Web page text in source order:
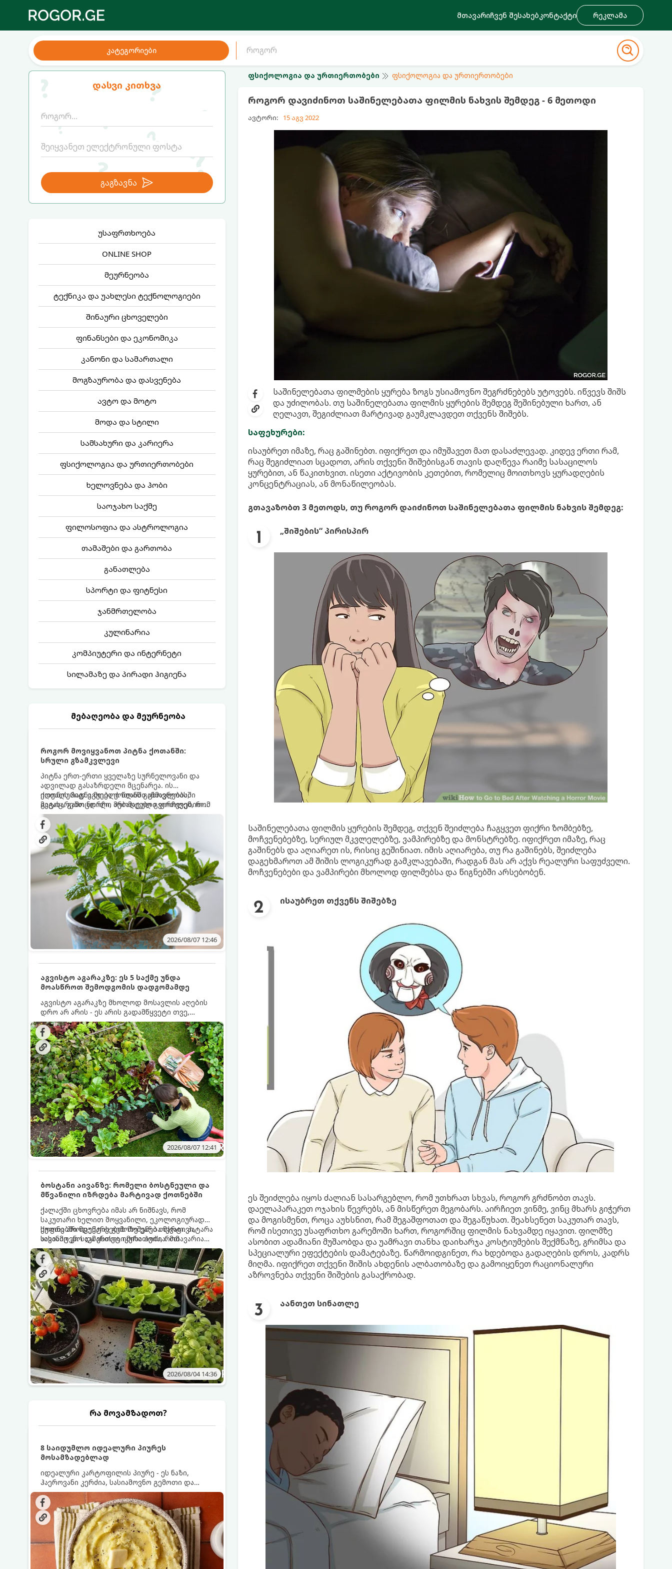
მთავარიჩვენ შესახებკონტაქტი რეკლამა
კატეგორიები
დასვი კითხვა
გაგზავნა
უსაფრთხოება
ONLINE SHOP
მეურნეობა
ტექნიკა და უახლესი ტექნოლოგიები
შინაური ცხოველები
ფინანსები და ეკონომიკა
კანონი და სამართალი
მოგზაურობა და დასვენება
ავტო და მოტო
მოდა და სტილი
სამსახური და კარიერა
ფსიქოლოგია და ურთიერთობები
ხელოვნება და ჰობი
საოჯახო საქმე
ფილოსოფია და ასტროლოგია
თამაშები და გართობა
განათლება
სპორტი და ფიტნესი
ჯანმრთელობა
კულინარია
კომპიუტერი და ინტერნეტი
სილამაზე და პირადი ჰიგიენა
მებაღეობა და მეურნეობა
როგორ მოვიყვანოთ პიტნა ქოთანში:
სრული გზამკვლევი
პიტნა ერთ-ერთი ყველაზე სურნელოვანი და
ადვილად გასაზრდელი მცენარეა. ის
იდეალურად ეგუება ქოთანში ცხოვრებას,
მეტიც, გამოცდილი მებაღეები გვირჩევენ, რომ
პიტნა მხოლოდ ქოთანში მოვიყვანოთ, რადგან
ღია გრუნტში (ბაღში) დარგვისას ის ფესვებით
ძალიან სწრაფად ვრცელდება და სხვა
მცენარეებს ავიწროებს.
ქოთნის პიტნა მთელი წლის განმავლობაში
გაგახარებთ ნორჩი, არომატული ფოთლებით
ჩაის, ლიმონათისა თუ კერძებისთვის.
2026/08/07 12:46
აგვისტო აგარაკზე: ეს 5 საქმე უნდა
მოასწროთ შემოდგომის დადგომამდე
აგვისტო აგარაკზე მხოლოდ მოსავლის აღების
დრო არ არის - ეს არის გადამწყვეტი თვე,
როდესაც საფუძველი ეყრება მომავალი წლის
მოსავალს და ბაღი მზადდება შემოდგომა-
ზამთრის სეზონისთვის. იმისათვის, რომ
ნიადაგმა ენერგია აღიდგინოს, ხოლო
მცენარეებმა ზამთარს გაუძლონ, აგვისტოს
ბოლომდე 5 მნიშვნელოვანი საქმის გაკეთება
უნდა მოასწროთ:
2026/08/07 12:41
ბოსტანი აივანზე: რომელი ბოსტნეული და
მწვანილი იზრდება მარტივად ქოთნებში
ქალაქში ცხოვრება იმას არ ნიშნავს, რომ
საკუთარი ხელით მოყვანილი, ეკოლოგიურად
სუფთა პროდუქტის გემოზე უარი თქვათ. პატარა
აივანიც კი საკმარისია იმისათვის, რომ
მოიწყოთ მინი-ბოსტანი, საიდანაც
ყოველდღიურად ახალ, არომატულ მწვანილსა
და ბოსტნეულს მოკრეფთ.
ქოთნებში მცენარეების მოშენება მარტივი,
სასიამოვნო და ესთეტიკური ჰობია. მთავარია
იცოდეთ, რომელი კულტურები ეგუებიან
ქოთნის პირობებს ყველაზე კარგად და როგორ
მოუაროთ მათ სწორად.
2026/08/04 14:36
რა მოვამზადოთ?
8 საიდუმლო იდეალური პიურეს
მოსამზადებლად
იდეალური კარტოფილის პიურე - ეს ნაზი,
ჰაეროვანი კერძია, სასიამოვნო გემოთი და
ნაღების-მოყვითალო ფერით. მისი მომზადება
ძალიან მარტივია, მაგრამ არსებობს რამდენიმე
საიდუმლო, რომლებიც უნდა იცოდეთ, რომ
პიურე იდეალურად გემრიელი გამოვიდეს.
ფსიქოლოგია და ურთიერთობები ფსიქოლოგია და ურთიერთობები
როგორ დავიძინოთ საშინელებათა ფილმის ნახვის შემდეგ - 6 მეთოდი
ავტორი: 15 აგვ 2022
საშინელებათა ფილმების ყურება ზოგს უსიამოვნო შეგრძნებებს უტოვებს. იწვევს შიშს
და უძილობას. თუ საშინელებათა ფილმის ყურების შემდეგ შეშინებული ხართ, ან
ღელავთ, შეგიძლიათ მარტივად გაუმკლავდეთ თქვენს შიშებს.
საფეხურები:
ისაუბრეთ იმაზე, რაც გაშინებთ. იფიქრეთ და იმუშავეთ მათ დასაძლევად. კიდევ ერთი რამ,
რაც შეგიძლიათ სცადოთ, არის თქვენი შიშებისგან თავის დაღწევა რაიმე სასაცილოს
ყურებით, ან წაკითხვით. ისეთი აქტივობის კეთებით, რომელიც მოითხოვს ყურადღების
კონცენტრაციას, ან მონაწილეობას.
გთავაზობთ 3 მეთოდს, თუ როგორ დაიძინოთ საშინელებათა ფილმის ნახვის შემდეგ:
„შიშების“ პირისპირ
საშინელებათა ფილმის ყურების შემდეგ, თქვენ შეიძლება ჩაგყვეთ ფიქრი ზომბებზე,
მოჩვენებებზე, სერიულ მკვლელებზე, ვამპირებზე და მონსტრებზე. იფიქრეთ იმაზე, რაც
გაშინებს და აღიარეთ ის, რისიც გეშინიათ. იმის აღიარება, თუ რა გაშინებს, შეიძლება
დაგეხმაროთ ამ შიშის ლოგიკურად გამკლავებაში, რადგან მას არ აქვს რეალური საფუძველი.
მოჩვენებები და ვამპირები მხოლოდ ფილმებსა და წიგნებში არსებობენ.
ისაუბრეთ თქვენს შიშებზე
ეს შეიძლება იყოს ძალიან სასარგებლო, რომ უთხრათ სხვას, როგორ გრძნობთ თავს.
დაელაპარაკეთ ოჯახის წევრებს, ან მისწერეთ მეგობარს. აირჩიეთ ვინმე, ვინც მხარს გიჭერთ
და მოგისმენთ, როცა აუხსნით, რამ შეგაშფოთათ და შეგაწუხათ. შეახსენეთ საკუთარ თავს,
რომ ისეთივე უსაფრთხო გარემოში ხართ, როგორშიც ფილმის ნახვამდე იყავით. ფილმზე
ასობით ადამიანი მუშაობდა და უამრავი თანხა დაიხარჯა კოსტიუმების შექმნაზე, გრიმსა და
სპეციალური ეფექტების დამატებაზე. წარმოიდგინეთ, რა ხდებოდა გადაღების დროს, კადრს
მიღმა. იფიქრეთ თქვენი შიშის ახდენის ალბათობაზე და გამოიყენეთ რაციონალური
აზროვნება თქვენი შიშების გასაქრობად.
აანთეთ სინათლე